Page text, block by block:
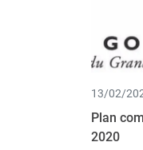
13/02/
Plan
2020